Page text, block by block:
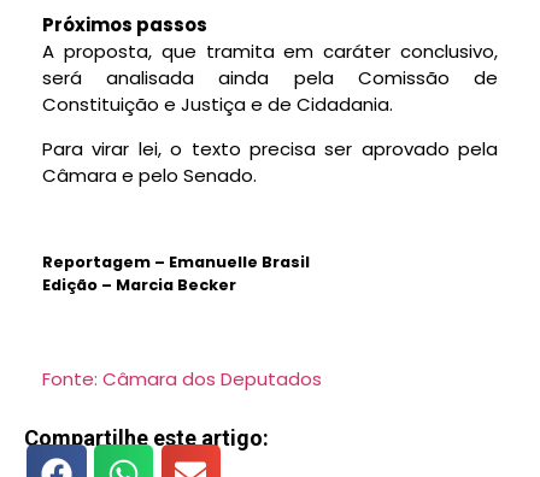
Próximos passos
A proposta, que tramita emcaráter conclusivo,
será analisada ainda pela Comissão de
Constituição e Justiça e de Cidadania.
Para virar lei, o texto precisa ser aprovado pela
Câmara e pelo Senado.
Reportagem – Emanuelle Brasil
Edição – Marcia Becker
Fonte: Câmara dos Deputados
Compartilhe este artigo: